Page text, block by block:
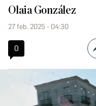
Olaia González
27 feb. 2025 - 04:30
0